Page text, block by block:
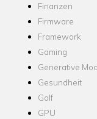
Finanzen
Firmware
Framework
Gaming
Generative
Gesundheit
Golf
GPU